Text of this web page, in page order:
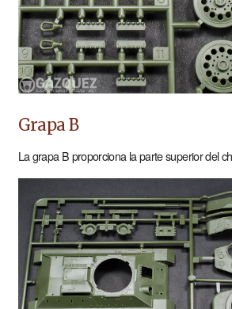
Grapa B
La grapa B proporciona la parte superior del